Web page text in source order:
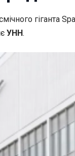
гіганта
УНН.